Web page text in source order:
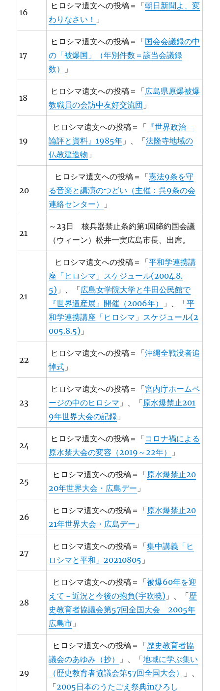
16
ヒロシマ遺文への投稿＝「朝日新聞よ、変
わりなさい！ 」
17
ヒロシマ遺文への投稿＝「国会会議録の中
の「被爆国」（年別件数＝該当会議録
数）
」
18
ヒロシマ遺文への投稿＝「広島県原爆被爆
教職員の会訪中友好交流団 」
19
ヒロシマ遺文への投稿＝「 『世界政治―
論評と資料』1985年 」、「法隆寺地域の
仏教建造物 」
20
ヒロシマ遺文への投稿＝「憲法9条を守
る音楽と講演のつどい（主催：呉9条の会
連絡センター）
」
21
～23日 核兵器禁止条約第1回締約国会議
（ウィーン）松井一実広島市長、出席。
21
ヒロシマ遺文への投稿＝「平和学連携講
座「ヒロシマ」スケジュール(2004.8.
5) 」、「広島女学院大学と牛田公民館で
『世界遺産展』開催（2006年）
」、「平
和学連携講座「ヒロシマ」スケジュール(2
005.8.5) 」
22
ヒロシマ遺文への投稿＝「沖縄全戦没者追
悼式 」
23
ヒロシマ遺文への投稿＝「宮内庁ホームペ
ージの中のヒロシマ 」、「原水爆禁止201
9年世界大会の記録 」
24
ヒロシマ遺文への投稿＝「コロナ禍による
原水禁大会の変容（2019～22年）
」
25
ヒロシマ遺文への投稿＝「原水爆禁止20
20年世界大会・広島デー 」
26
ヒロシマ遺文への投稿＝「原水爆禁止20
21年世界大会・広島デー 」
27
ヒロシマ遺文への投稿＝「集中講義「ヒ
ロシマと平和」20210805 」
28
ヒロシマ遺文への投稿＝「被爆60年を迎
えて－近況と今後の抱負(宇吹暁) 」、「歴
史教育者協議会第57回全国大会 2005年
広島市 」
29
ヒロシマ遺文への投稿＝「歴史教育者協
議会のあゆみ（抄）
」、「地域に学ぶ集い
（歴史教育者協議会第57回全国大会）
」、
「2005日本のうたごえ祭典inひろし